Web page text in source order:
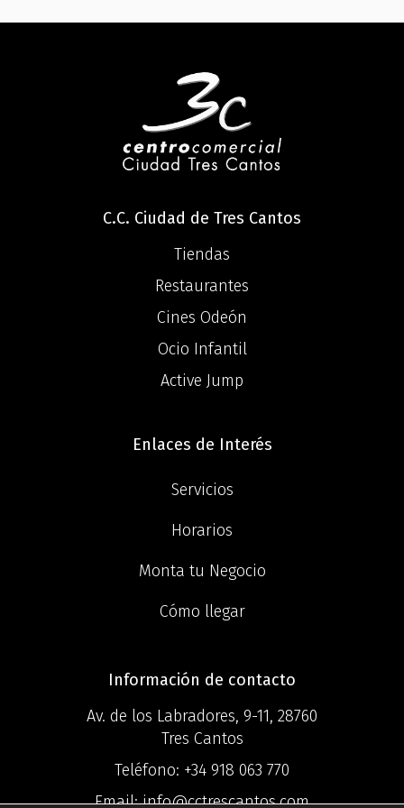
C.C. Ciudad de Tres Cantos
Tiendas
Restaurantes
Cines Odeón
Ocio Infantil
Active Jump
Enlaces de Interés
Servicios
Horarios
Monta tu Negocio
Cómo llegar
Información de contacto
Av. de los Labradores, 9-11, 28760
Tres Cantos
Teléfono: +34 918 063 770
Email:info@cctrescantos.com